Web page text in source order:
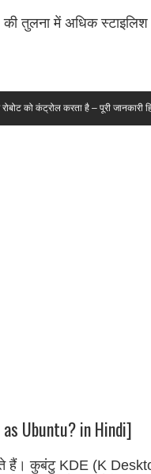
तुलना में अधिक
को कंट्रोल करता है – पूरी जानकारी
Ubuntu? in Hindi]
हैं। कुबंटु KDE (K